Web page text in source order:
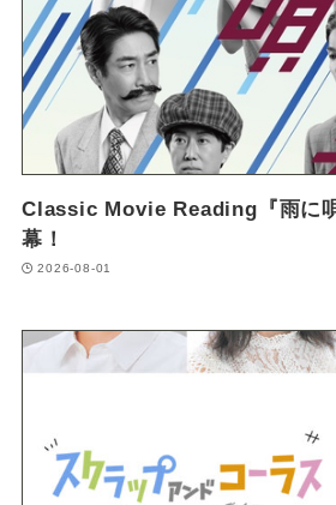
Classic Movie Reading『雨に
幕！
2026-08-01